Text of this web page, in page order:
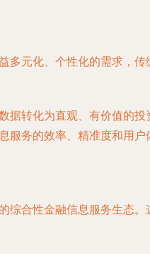
元化、个性化的需求，
转化为直观、有价值的投
服务的效率、精准度和用
综合性金融信息服务生态